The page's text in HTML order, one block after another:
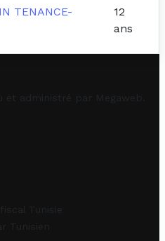
TENANCE-
12
ans
et administré par Megaweb
Tunisie
Tunisien